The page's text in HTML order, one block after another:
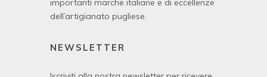
importanti marche italiane e di eccellenze
dell’artigianato pugliese.
NEWSLETTER